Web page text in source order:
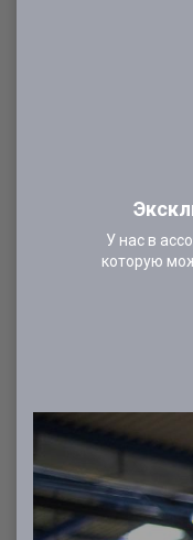
У нас в
которую